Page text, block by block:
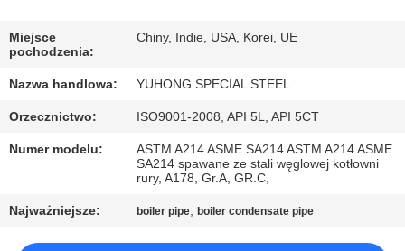
SKONTAKTUJ
SIĘ
Z
O
Miejsce
pochodzenia:
Chiny, Indie, USA, Korei, UE
Nazwa handlowa: YUHONG SPECIAL STEEL
Orzecznictwo: ISO9001-2008, API 5L, API 5CT
Numer modelu:
ASTM A214 ASME SA214 ASTM A214 ASME
SA214 spawane ze stali węglowej kotłowni
rury, A178, Gr.A, GR.C,
Najważniejsze: boiler pipe,boiler condensate pipe